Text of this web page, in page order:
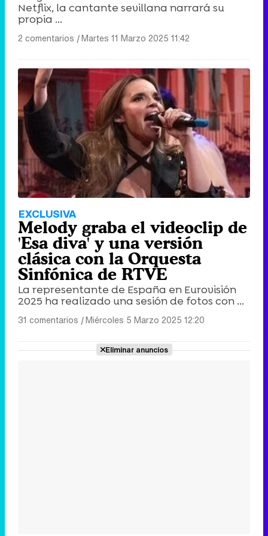
Netflix, la cantante sevillana narrará su
propia ...
2 comentarios |Martes 11 Marzo 2025 11:42
EXCLUSIVA
Melody graba el videoclip de
'Esa diva' y una versión
clásica con la Orquesta
Sinfónica de RTVE
La representante de España en Eurovisión
2025 ha realizado una sesión de fotos con ...
31 comentarios |Miércoles 5 Marzo 2025 12:20
Eliminar anuncios